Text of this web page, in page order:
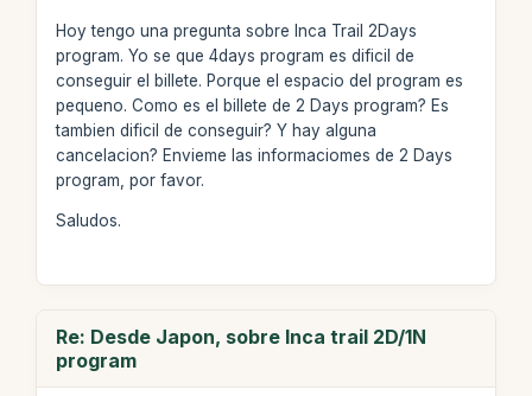
Hoy tengo una pregunta sobre Inca Trail 2Days
program. Yo se que 4days program es dificil de
conseguir el billete. Porque el espacio del program es
pequeno. Como es el billete de 2 Days program? Es
tambien dificil de conseguir? Y hay alguna
cancelacion? Envieme las informaciomes de 2 Days
program, por favor.
Saludos.
Re: Desde Japon, sobre Inca trail 2D/1N
program